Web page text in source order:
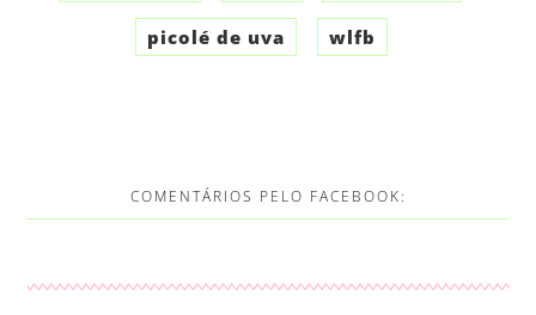
picolé de uva wlfb
COMENTÁRIOS PELO FACEBOOK: